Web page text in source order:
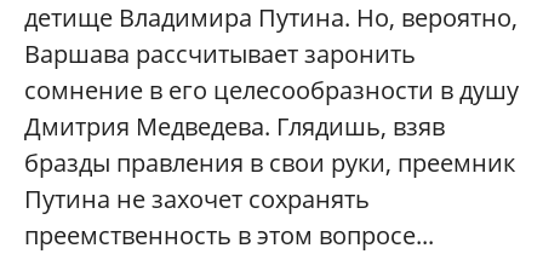
детище Владимира Путина. Но, вероятно,
Варшава рассчитывает заронить
сомнение в его целесообразности в душу
Дмитрия Медведева. Глядишь, взяв
бразды правления в свои руки, преемник
Путина не захочет сохранять
преемственность в этом вопросе...